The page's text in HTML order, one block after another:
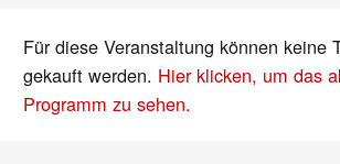
Für diese Veranstaltung können keine
gekauft werden. Hier klicken, um das
Programm zu sehen.